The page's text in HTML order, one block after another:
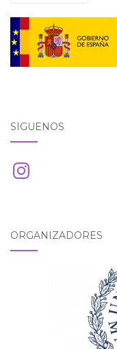
SÍGUENOS
Instagram
ORGANIZADORES